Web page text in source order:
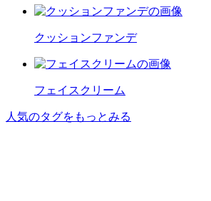
クッションファンデ
フェイスクリーム
人気のタグをもっとみる